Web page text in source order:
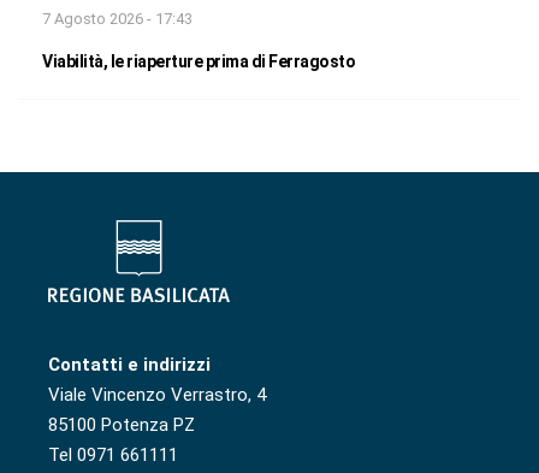
7 Agosto 2026 - 17:43
Viabilità, le riaperture prima di Ferragosto
Contatti e indirizzi
Viale Vincenzo Verrastro, 4
85100 Potenza PZ
Tel 0971 661111